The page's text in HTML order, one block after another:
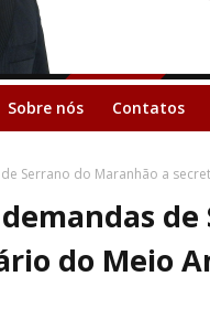
Sobre nós Contatos
Serrano do Maranhão a
de
do Meio